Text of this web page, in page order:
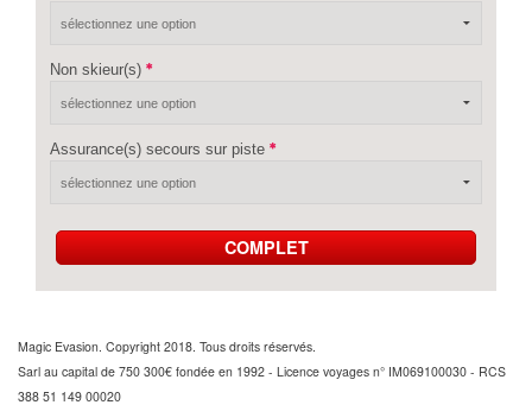
Non skieur(s)
Assurance(s) secours sur piste
COMPLET
Magic Evasion. Copyright 2018. Tous droits réservés.
Sarl au capital de 750 300€ fondée en 1992 - Licence voyages n° IM069100030 - RCS
388 51 149 00020